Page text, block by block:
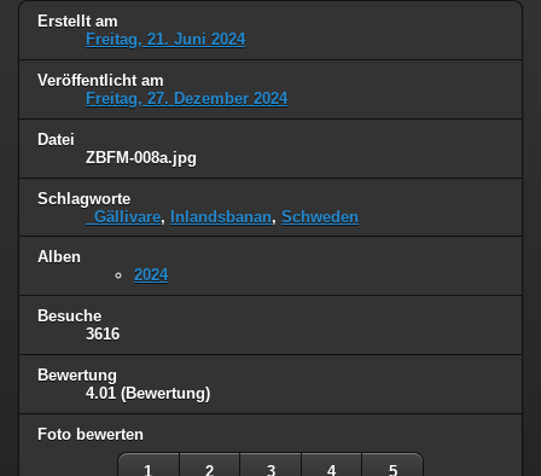
Erstellt am
Freitag, 21. Juni 2024
Veröffentlicht am
Freitag, 27. Dezember 2024
Datei
ZBFM-008a.jpg
Schlagworte
_Gällivare, Inlandsbanan, Schweden
Alben
2024
Besuche
3616
Bewertung
4.01 (Bewertung)
Foto bewerten
1 2 3 4 5